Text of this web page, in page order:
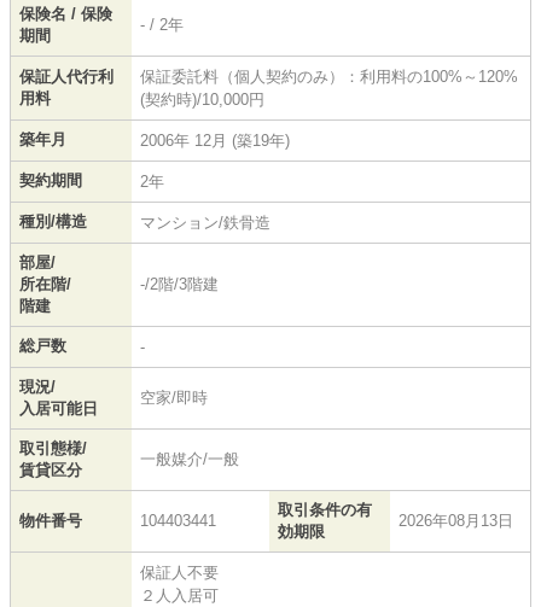
保険名 / 保険
期間
- / 2年
保証人代行利
用料
保証委託料（個人契約のみ）：利用料の100%～120%
(契約時)/10,000円
築年月 2006年 12月 (築19年)
契約期間 2年
種別/構造 マンション/鉄骨造
部屋/
所在階/
階建
-/2階/3階建
総戸数 -
現況/
入居可能日
空家/即時
取引態様/
賃貸区分
一般媒介/一般
物件番号 104403441
取引条件の有
効期限
2026年08月13日
保証人不要
２人入居可